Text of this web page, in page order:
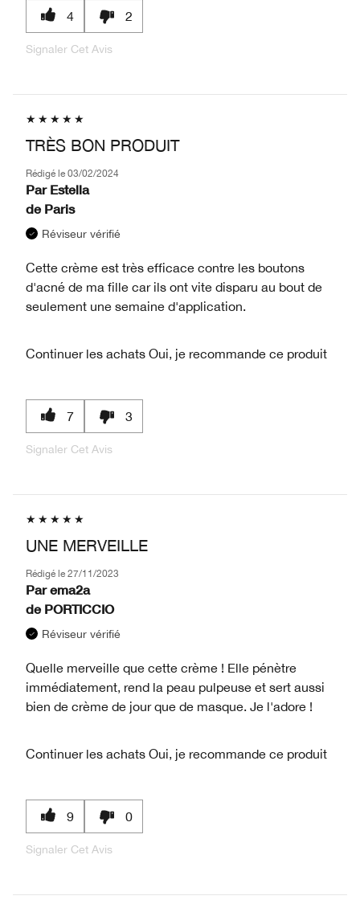
4 2
Signaler Cet Avis
TRÈS BON PRODUIT
Rédigé le 03/02/2024
Par Estella
de Paris
Réviseur vérifié
Cette crème est très efficace contre les boutons
d'acné de ma fille car ils ont vite disparu au bout de
seulement une semaine d'application.
Continuer les achats Oui, je recommande ce produit
7 3
Signaler Cet Avis
UNE MERVEILLE
Rédigé le 27/11/2023
Par ema2a
de PORTICCIO
Réviseur vérifié
Quelle merveille que cette crème ! Elle pénètre
immédiatement, rend la peau pulpeuse et sert aussi
bien de crème de jour que de masque. Je l'adore !
Continuer les achats Oui, je recommande ce produit
9 0
Signaler Cet Avis